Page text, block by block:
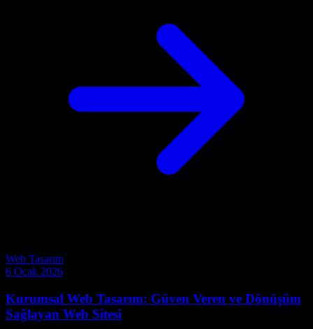
Web Tasarım
6 Ocak 2026
Kurumsal Web Tasarım: Güven Veren ve Dönüşüm
Sağlayan Web Sitesi